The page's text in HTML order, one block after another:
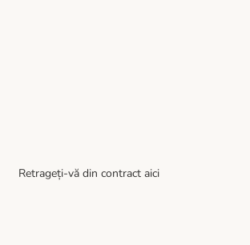
Retrageți-vă din contract aici